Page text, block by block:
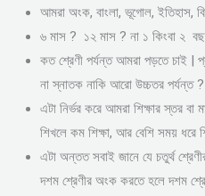
আমরা অংক, বাংলা, ভূগোল, ইতিহাস,
৬ মাস ? ১২ মাস ? না ১ কিংবা ২
কত শ্রেণী পর্যন্ত আমরা পড়তে চাই |
না স্নাতক নাকি আরো উচ্চতর পর্যন্ত ?
এটা নির্ভর করে আমরা শিক্ষার স্তর
শিখলে কম শিক্ষা, আর বেশি সময় ধরে
এটা অন্তত সবাই জানে যে চতুর্থ
দশম শ্রেণীর অংক করতে হলে দশম